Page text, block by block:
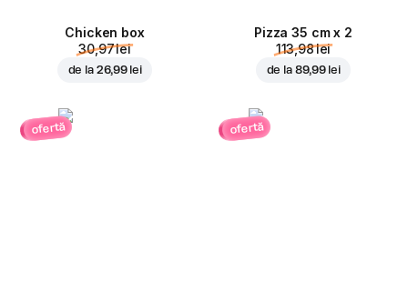
Chicken box
30,97 lei
de la 26,99 lei
Pizza 35 cm x 2
113,98 lei
de la 89,99 lei
ofertă ofertă